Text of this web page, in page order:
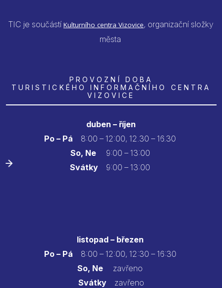
TIC je součástí Kulturního centra Vizovice, organizační složky
města
PROVOZNÍ DOBA
TURISTICKÉHO INFORMAČNÍHO CENTRA
VIZOVICE
duben – říjen
Po – Pá
8:00 – 12:00, 12.30 – 16.30
So, Ne9:00 – 13:00
Svátky 9:00 – 13:00
listopad – březen
Po – Pá 8:00 – 12:00, 12:30 – 16:30
So, Ne zavřeno
Svátkyzavřeno